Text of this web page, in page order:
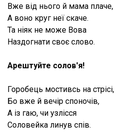
Вже від нього й мама плаче,
А воно круг неї скаче.
Та ніяк не може Вова
Наздогнати своє слово.
Арештуйте солов'я!
Горобець мостивсь на стрісі,
Бо вже й вечір споночів,
А із гаю, чи узлісся
Соловейка линув спів.